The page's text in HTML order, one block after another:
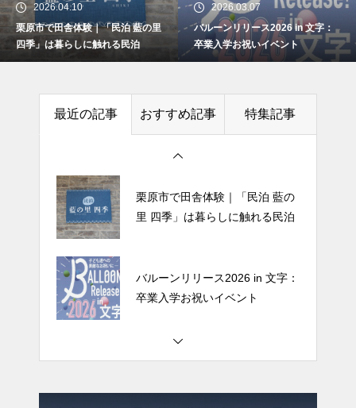
舎体験｜「民泊 藍の里
らしに触れる民泊
2026.03.07
バルーンリリース2026 in 文字：
卒業入学お祝いイベント
文字のど
子：場所
最近の記事 おすすめ記事 特集記事
バルーンリリース2026 in 文字：
卒業入学お祝いイベント
文字のどんと祭の案内と当日の
様子：場所は下文字自治会館
里 四季」は暮らしに触れる民泊
卒業入学お祝いイベント
文字のどんと祭の案内と当日の
様子：場所は下文字自治会館